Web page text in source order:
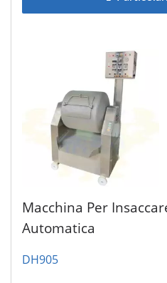
Macchina Per
Automatica
DH905